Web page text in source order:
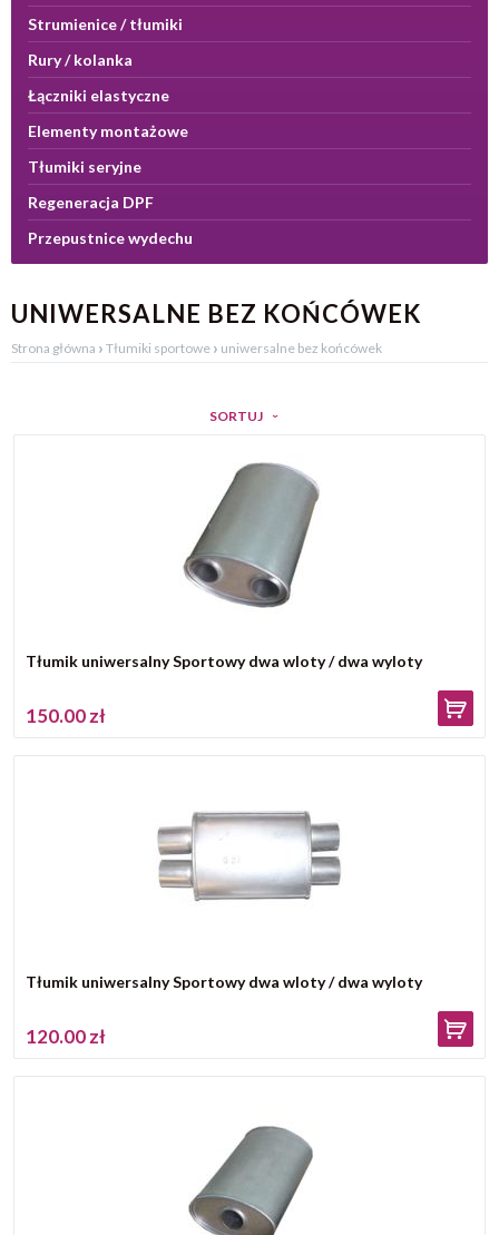
Strumienice / tłumiki
Rury / kolanka
Łączniki elastyczne
Elementy montażowe
Tłumiki seryjne
Regeneracja DPF
Przepustnice wydechu
UNIWERSALNE BEZ KOŃCÓWEK
Strona główna › Tłumiki sportowe › uniwersalne bez końcówek
SORTUJ
Tłumik uniwersalny Sportowy dwa wloty / dwa wyloty
150.00 zł
Tłumik uniwersalny Sportowy dwa wloty / dwa wyloty
120.00 zł